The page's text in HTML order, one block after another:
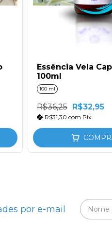
Essência Vela
100ml
100 ml
R$36,25 R$32,95
R$31,30 com Pix
por e-mail